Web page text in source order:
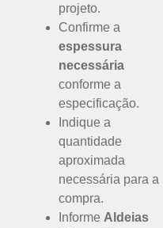
projeto.
Confirme a
espessura
necessária
conforme a
especificação.
Indique a
quantidade
aproximada
necessária para a
compra.
Informe Aldeias